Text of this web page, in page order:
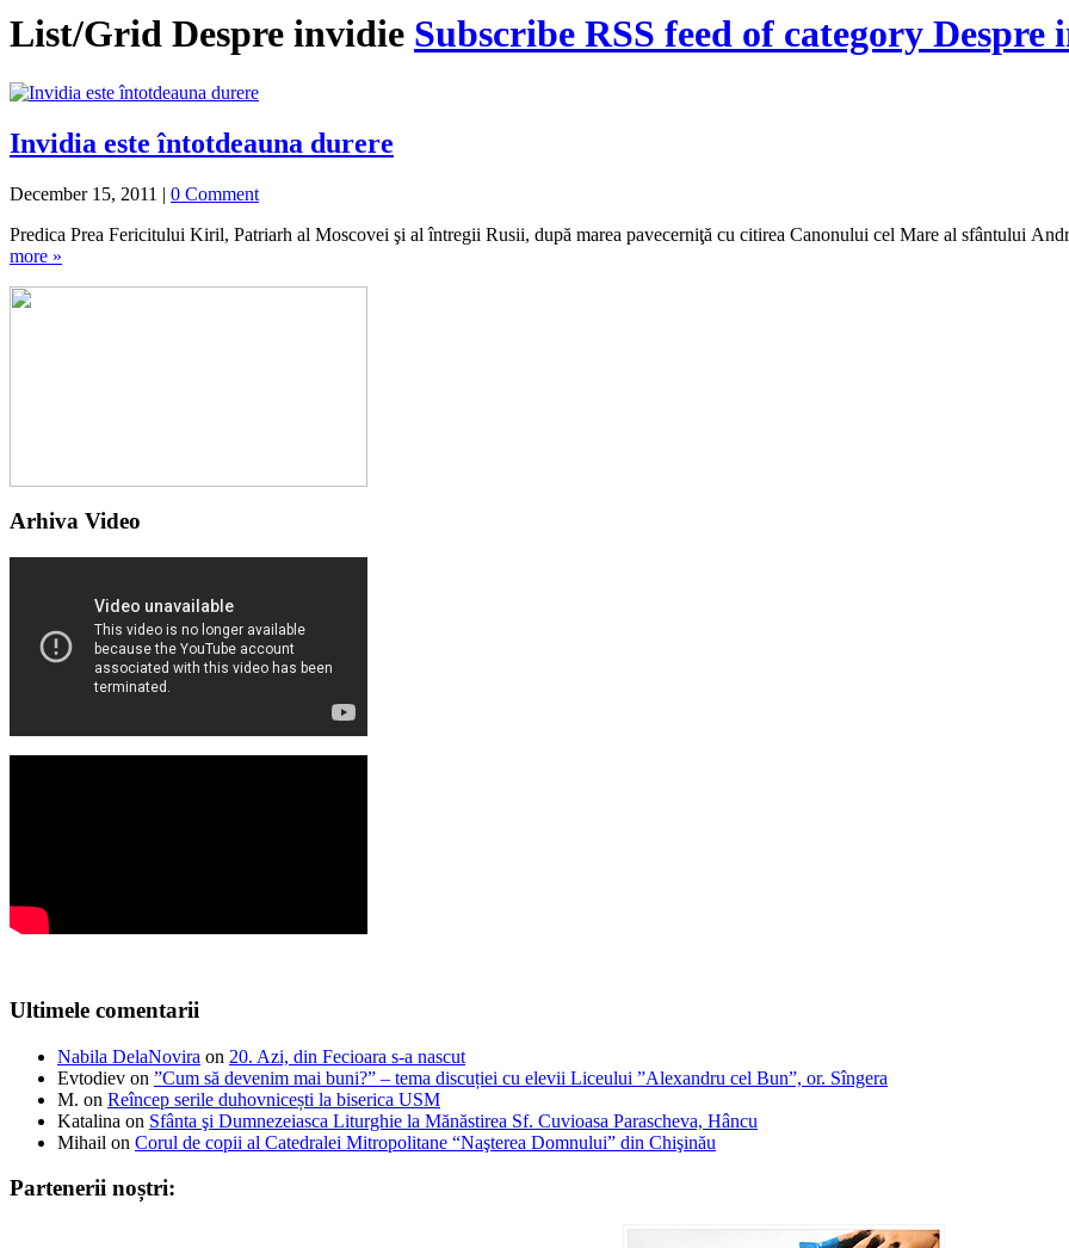
List/Grid Despre invidie Subscribe RSS feed of category Despre
Invidia este întotdeauna durere
December 15, 2011 | 0 Comment
Predica Prea Fericitului Kiril, Patriarh al Moscovei şi al întregii Rusii, după marea pavecerniţă cu citirea Canonului cel Mare al sfântului
more »
Arhiva Video
Ultimele comentarii
Nabila DelaNovira on 20. Azi, din Fecioara s-a nascut
Evtodiev on ”Cum să devenim mai buni?” – tema discuției cu elevii Liceului ”Alexandru cel Bun”, or. Sîngera
M. on Reîncep serile duhovnicești la biserica USM
Katalina on Sfânta şi Dumnezeiasca Liturghie la Mănăstirea Sf. Cuvioasa Parascheva, Hâncu
Mihail on Corul de copii al Catedralei Mitropolitane “Naşterea Domnului” din Chişinău
Partenerii noștri: